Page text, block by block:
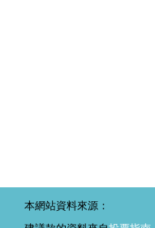
本網站資料來源：